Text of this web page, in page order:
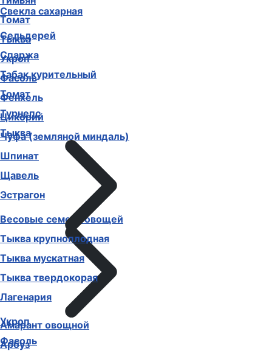
Томат
Тыква
Укроп
Фасоль
Фенхель
Цикорий
Чуфа (земляной миндаль)
Шпинат
Щавель
Эстрагон
Весовые семена овощей
Амарант овощной
Арбуз
Свекла сахарная
Сельдерей
Спаржа
Табак курительный
Томат
Турнепс
Тыква
Тыква крупноплодная
Тыква мускатная
Тыква твердокорая
Лагенария
Укроп
Фасоль